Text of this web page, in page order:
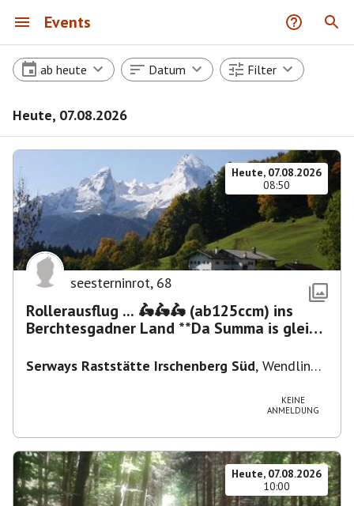
Events
ab heute Datum Filter
Heute, 07.08.2026
Heute, 07.08.2026
08:50
seesterninrot, 68
Rollerausflug ... 🛵🛵🛵 (ab125ccm) ins
Berchtesgadner Land **Da Summa is glei
Serways Raststätte Irschenberg Süd, Wendling
KEINE
ANMELDUNG
Heute, 07.08.2026
10:00